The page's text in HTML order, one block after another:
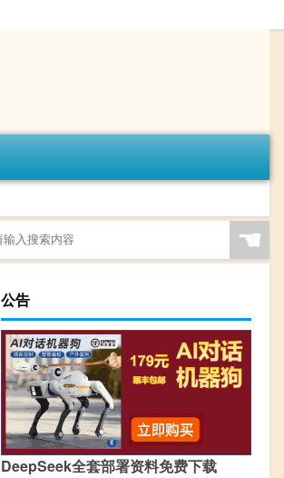
☚
公告
DeepSeek全套部署资料免费下载